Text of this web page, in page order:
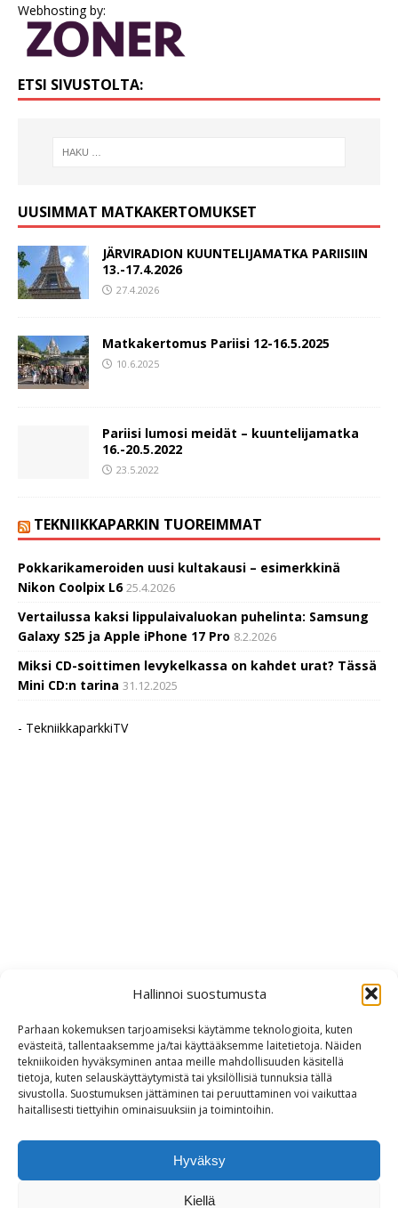
Hallinnoi suostumusta
Parhaan kokemuksen tarjoamiseksi käytämme teknologioita, kuten
evästeitä, tallentaaksemme ja/tai käyttääksemme laitetietoja. Näiden
tekniikoiden hyväksyminen antaa meille mahdollisuuden käsitellä
tietoja, kuten selauskäyttäytymistä tai yksilöllisiä tunnuksia tällä
sivustolla. Suostumuksen jättäminen tai peruuttaminen voi vaikuttaa
haitallisesti tiettyihin ominaisuuksiin ja toimintoihin.
Hyväksy
Kiellä
Webhosting by:
ETSI SIVUSTOLTA:
UUSIMMAT MATKAKERTOMUKSET
JÄRVIRADION KUUNTELIJAMATKA PARIISIIN
13.-17.4.2026
27.4.2026
Matkakertomus Pariisi 12-16.5.2025
10.6.2025
Pariisi lumosi meidät – kuuntelijamatka
16.-20.5.2022
23.5.2022
TEKNIIKKAPARKIN TUOREIMMAT
Pokkarikameroiden uusi kultakausi – esimerkkinä
Nikon Coolpix L6 25.4.2026
Vertailussa kaksi lippulaivaluokan puhelinta: Samsung
Galaxy S25 ja Apple iPhone 17 Pro 8.2.2026
Miksi CD-soittimen levykelkassa on kahdet urat? Tässä
Mini CD:n tarina 31.12.2025
- TekniikkaparkkiTV